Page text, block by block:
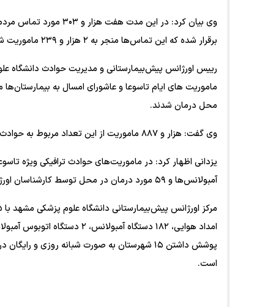
وی بیان کرد: در این
برقرار شده که این تماس‌ها منجر به ۲ هزار و ۲۳۹ ماموریت شده است.
محل درمان شدند.
وی گفت: هزار و ۸۸۷ ماموریت از این تعداد مربوط به حوادث غیرترافیکی و ۳۵۲ مورد مربوط به حوادث ترافیکی بوده است.
آمبولانس‌ها و ۵۹ مورد درمان در محل توسط کارشناسان اورژانس ۱۱۵ صورت گرفته است.
پوشش داشتن ۱۵ شهرستان به صورت شبانه روزی و
است.